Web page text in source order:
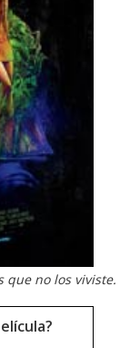
que no los viviste.